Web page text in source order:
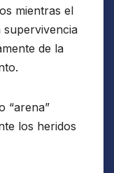
mientras el
supervivencia
de la
“arena”
los heridos